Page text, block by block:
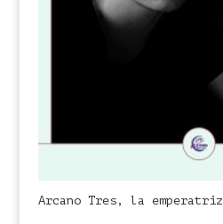
Arcano Tres, la emperatriz